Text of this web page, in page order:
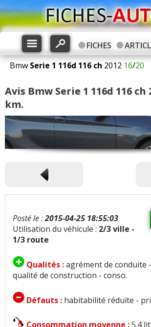
FICHES
Bmw Serie 1 116d 116 ch 2012 16/20
Avis Bmw Serie 1 116d 116 ch
km.
Posté le :2015-04-25 18:55:03
Utilisation du véhicule : 2/3 ville -
1/3 route
Qualités :agrément de conduite
qualité de construction - conso.
Défauts : habitabilité réduite -
Consommation moyenne :5.4